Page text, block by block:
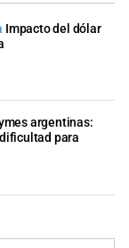
Impacto del dólar
argentinas:
para